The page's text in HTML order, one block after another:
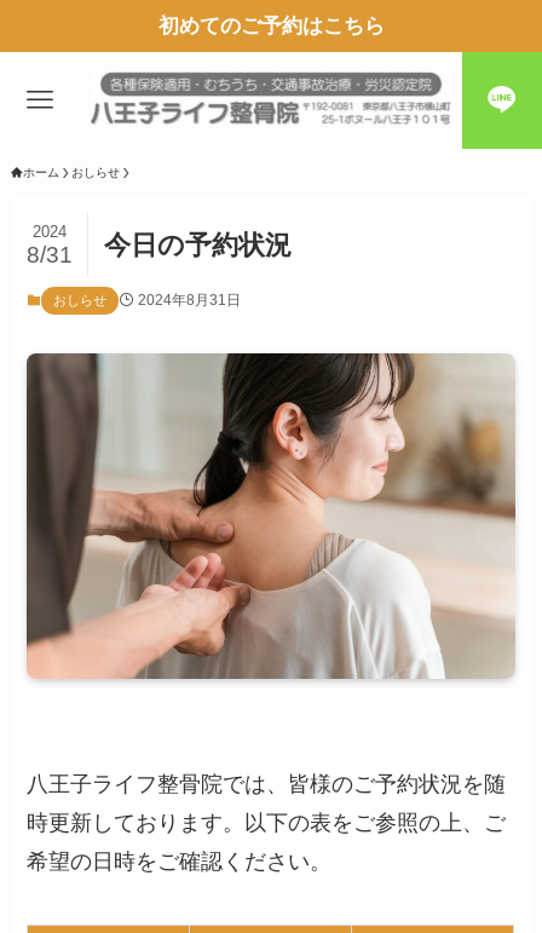
初めてのご予約はこちら
ホーム おしらせ
今日の予約状況
2024
8/31
おしらせ 2024年8月31日
八王子ライフ整骨院では、皆様のご予約状況を随
時更新しております。以下の表をご参照の上、ご
希望の日時をご確認ください。